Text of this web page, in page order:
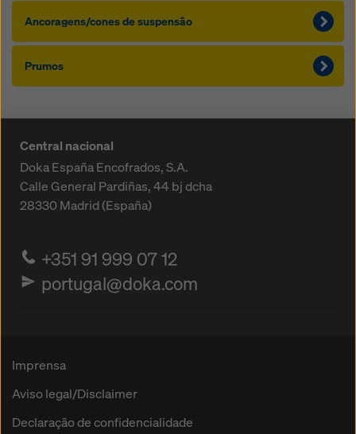
Ancoragens/cones de suspensão
Prumos
Central nacional
Doka España Encofrados, S.A.
Calle General Pardiñas, 44 bj dcha
28330Madrid (España)
+351 91 999 07 12
portugal@doka.com
Imprensa
Aviso legal/Disclaimer
Declaração de confidencialidade